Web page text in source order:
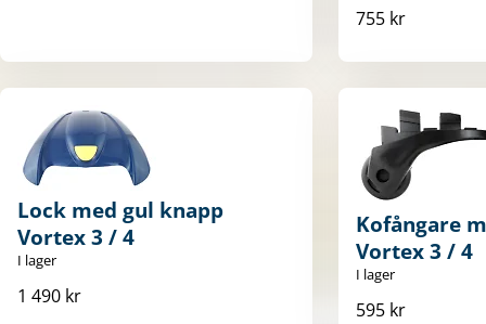
755 kr
Lock med gul knapp
Vortex 3 / 4
I lager
1 490 kr
Kofångare
Vortex 3 / 4
I lager
595 kr